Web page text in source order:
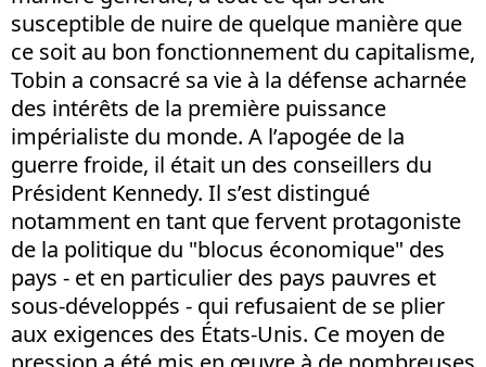
susceptible de nuire de quelque manière que
ce soit au bon fonctionnement du capitalisme,
Tobin a consacré sa vie à la défense acharnée
des intérêts de la première puissance
impérialiste du monde. A l’apogée de la
guerre froide, il était un des conseillers du
Président Kennedy. Il s’est distingué
notamment en tant que fervent protagoniste
de la politique du "blocus économique" des
pays - et en particulier des pays pauvres et
sous-développés - qui refusaient de se plier
aux exigences des États-Unis. Ce moyen de